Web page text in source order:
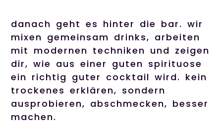
danach geht es hinter die bar. wir
mixen gemeinsam drinks, arbeiten
mit modernen techniken und zeigen
dir, wie aus einer guten spirituose
ein richtig guter cocktail wird. kein
trockenes erklären, sondern
ausprobieren, abschmecken, besser
machen.